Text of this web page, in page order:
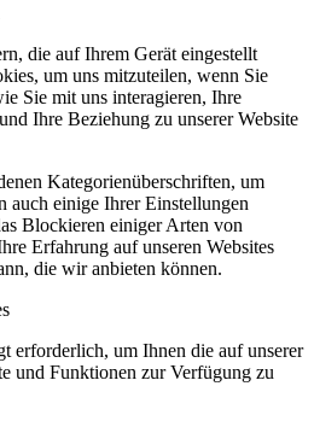
die auf Ihrem Gerät eingestellt
um uns mitzuteilen, wenn Sie
Sie mit uns interagieren, Ihre
Ihre Beziehung zu unserer Website
Kategorienüberschriften, um
auch einige Ihrer Einstellungen
Blockieren einiger Arten von
Erfahrung auf unseren Websites
die wir anbieten können.
erforderlich, um Ihnen die auf unserer
und Funktionen zur Verfügung zu